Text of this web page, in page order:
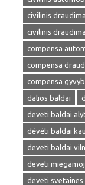
civilinis
civilinis
compensa
compensa
compensa
dalios baldai
deveti baldai
dėvėti baldai
deveti baldai
deveti
deveti svetaines